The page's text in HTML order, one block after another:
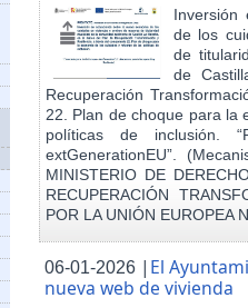
Inversión
de los
de
de
Recuperación
22. Plan de choque para la
políticas de inclusión.
extGenerationEU”.
MINISTERIO DE
RECUPERACIÓN
POR LA UNIÓN EUROPEA
06-01-2026 | El
nueva web de vivienda